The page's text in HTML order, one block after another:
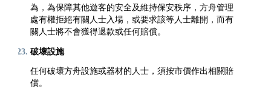
為，為保障其他遊客的安全及維持保安秩序，方舟管理
處有權拒絕有關人士入場，或要求該等人士離開，而有
關人士將不會獲得退款或任何賠償。
破壞設施
任何破壞方舟設施或器材的人士，須按市價作出相關賠
償。